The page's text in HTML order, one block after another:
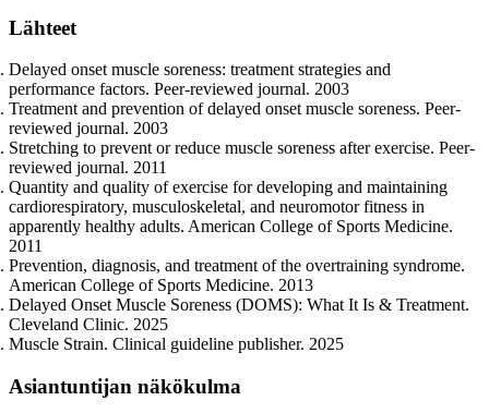
Lähteet
Delayed onset muscle soreness: treatment strategies and
performance factors. Peer-reviewed journal. 2003
Treatment and prevention of delayed onset muscle soreness. Peer-
reviewed journal. 2003
Stretching to prevent or reduce muscle soreness after exercise. Peer-
reviewed journal. 2011
Quantity and quality of exercise for developing and maintaining
cardiorespiratory, musculoskeletal, and neuromotor fitness in
apparently healthy adults. American College of Sports Medicine.
2011
Prevention, diagnosis, and treatment of the overtraining syndrome.
American College of Sports Medicine. 2013
Delayed Onset Muscle Soreness (DOMS): What It Is & Treatment.
Cleveland Clinic. 2025
Muscle Strain. Clinical guideline publisher. 2025
Asiantuntijan näkökulma